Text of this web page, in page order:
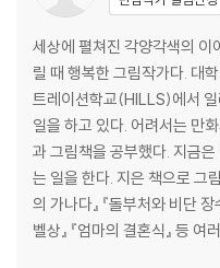
세상에 펼쳐진 각양각색의 이
릴 때 행복한 그림작가다. 대
트레이션학교(HILLS)에서
일을 하고 있다. 어려서는 만
과 그림책을 공부했다. 지금
는 일을 한다. 지은 책으로 그
의 가나다』 『돌부처와 비단 장
벨상』 『엄마의 결혼식』 등